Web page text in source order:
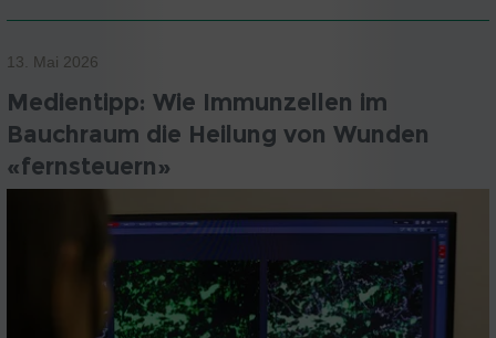
13. Mai 2026
Medientipp: Wie Immunzellen im
Bauchraum die Heilung von Wunden
«fernsteuern»